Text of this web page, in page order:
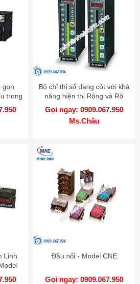
gọn
trong
Bộ chỉ thị số dạng cột với khả
năng hiện thị Rộng và Rõ
hơn - Model KN-1000B
Gọi ngay: 0909.067.950
Ms.Châu
Linh
Đầu nối - Model CNE
Gọi ngay: 0909.067.950